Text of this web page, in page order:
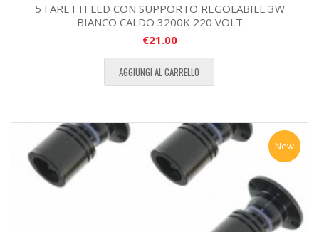
5 FARETTI LED CON SUPPORTO REGOLABILE 3W
BIANCO CALDO 3200K 220 VOLT
€21.00
AGGIUNGI AL CARRELLO
New